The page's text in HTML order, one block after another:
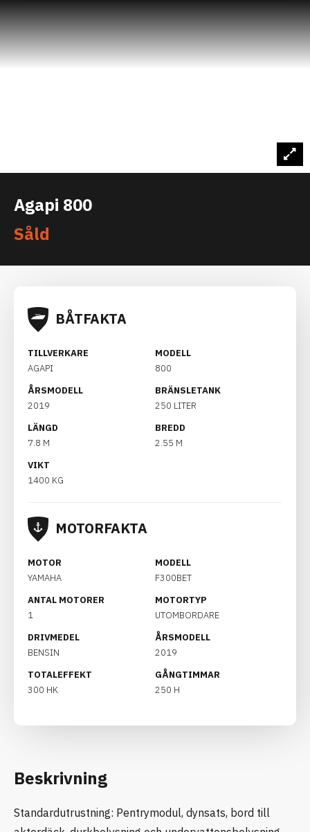
Agapi 800
Såld
BÅTFAKTA
TILLVERKARE
AGAPI
MODELL
800
ÅRSMODELL
2019
BRÄNSLETANK
250 LITER
LÄNGD
7.8 M
BREDD
2.55 M
VIKT
1400 KG
MOTORFAKTA
MOTOR
YAMAHA
MODELL
F300BET
ANTAL MOTORER
1
MOTORTYP
UTOMBORDARE
DRIVMEDEL
BENSIN
ÅRSMODELL
2019
TOTALEFFEKT
300 HK
GÅNGTIMMAR
250 H
Beskrivning
Standardutrustning: Pentrymodul, dynsats, bord till